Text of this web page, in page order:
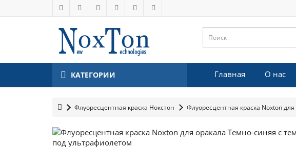
КАТЕГОРИИ Главная О нас
Флуоресцентная краска Нокстон Флуоресцентная краска Noxton